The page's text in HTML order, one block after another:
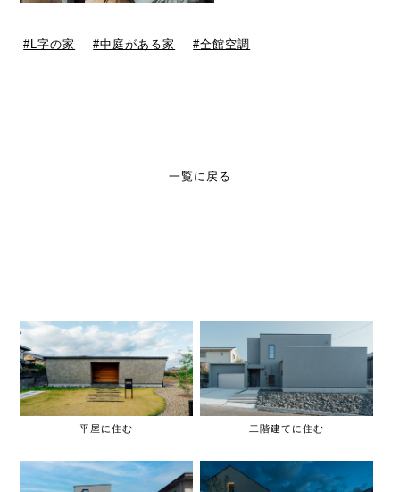
L字の家 中庭がある家 全館空調
一覧に戻る
平屋に住む 二階建てに住む